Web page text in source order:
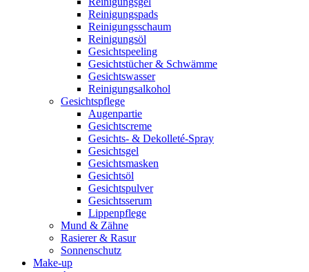
Reinigungspads
Reinigungsschaum
Reinigungsöl
Gesichtspeeling
Gesichtstücher & Schwämme
Gesichtswasser
Reinigungsalkohol
Gesichtspflege
Augenpartie
Gesichtscreme
Gesichts- & Dekolleté-Spray
Gesichtsgel
Gesichtsmasken
Gesichtsöl
Gesichtspulver
Gesichtsserum
Lippenpflege
Mund & Zähne
Rasierer & Rasur
Sonnenschutz
Make-up